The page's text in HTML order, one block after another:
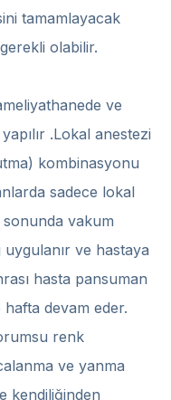
tamamlayacak
olabilir.
ve
.Lokal anestezi
kombinasyonu
sadece lokal
vakum
ve hastaya
hasta pansuman
hafta devam eder.
renk
ve yanma
kendiliğinden